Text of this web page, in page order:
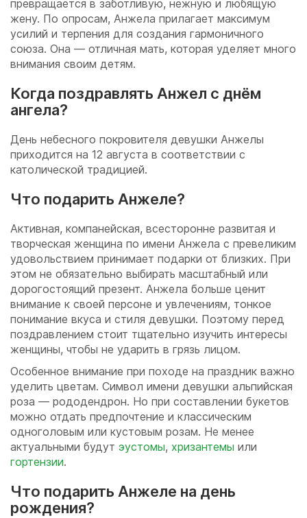
превращается в заботливую, нежную и любящую
жену. По опросам, Анжела прилагает максимум
усилий и терпения для создания гармоничного
союза. Она — отличная мать, которая уделяет много
внимания своим детям.
Когда поздравлять Анжел с днём
ангела?
День небесного покровителя девушки Анжелы
приходится на 12 августа в соответствии с
католической традицией.
Что подарить Анжеле?
Активная, компанейская, всесторонне развитая и
творческая женщина по имени Анжела с превеликим
удовольствием принимает подарки от близких. При
этом не обязательно выбирать масштабный или
дорогостоящий презент. Анжела больше ценит
внимание к своей персоне и увлечениям, тонкое
понимание вкуса и стиля девушки. Поэтому перед
поздравлением стоит тщательно изучить интересы
женщины, чтобы не ударить в грязь лицом.
Особенное внимание при походе на праздник важно
уделить цветам. Символ имени девушки альпийская
роза — рододендрон. Но при составлении букетов
можно отдать предпочтение и классическим
одноголовым или кустовым розам. Не менее
актуальными будут эустомы, хризантемы или
гортензии.
Что подарить Анжеле на день
рождения?